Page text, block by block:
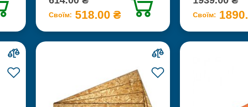
Своїм: 518.00 ₴ Своїм: